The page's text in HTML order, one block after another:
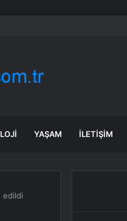
Devri! 7 Ağustos’ta Vizyonda
YAŞAM İLETIŞIM
edildi